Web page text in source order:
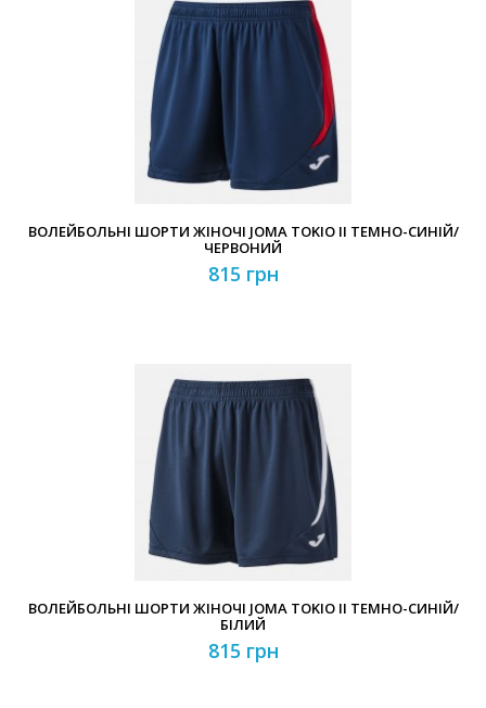
ВОЛЕЙБОЛЬНІ ШОРТИ ЖІНОЧІ JOMA TOKIO II ТЕМНО-СИНІЙ/
ЧЕРВОНИЙ
815 грн
ВОЛЕЙБОЛЬНІ ШОРТИ ЖІНОЧІ JOMA TOKIO II ТЕМНО-СИНІЙ/
БІЛИЙ
815 грн